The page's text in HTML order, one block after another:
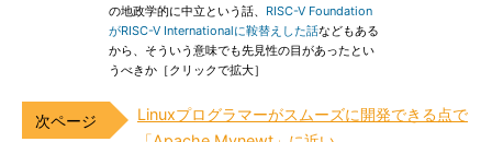
の地政学的に中立という話、 RISC-V Foundation
がRISC-V Internationalに鞍替えした話などもある
から、そういう意味でも先見性の目があったとい
うべきか［クリックで拡大］
Linuxプログラマーがスムーズに開発できる点で